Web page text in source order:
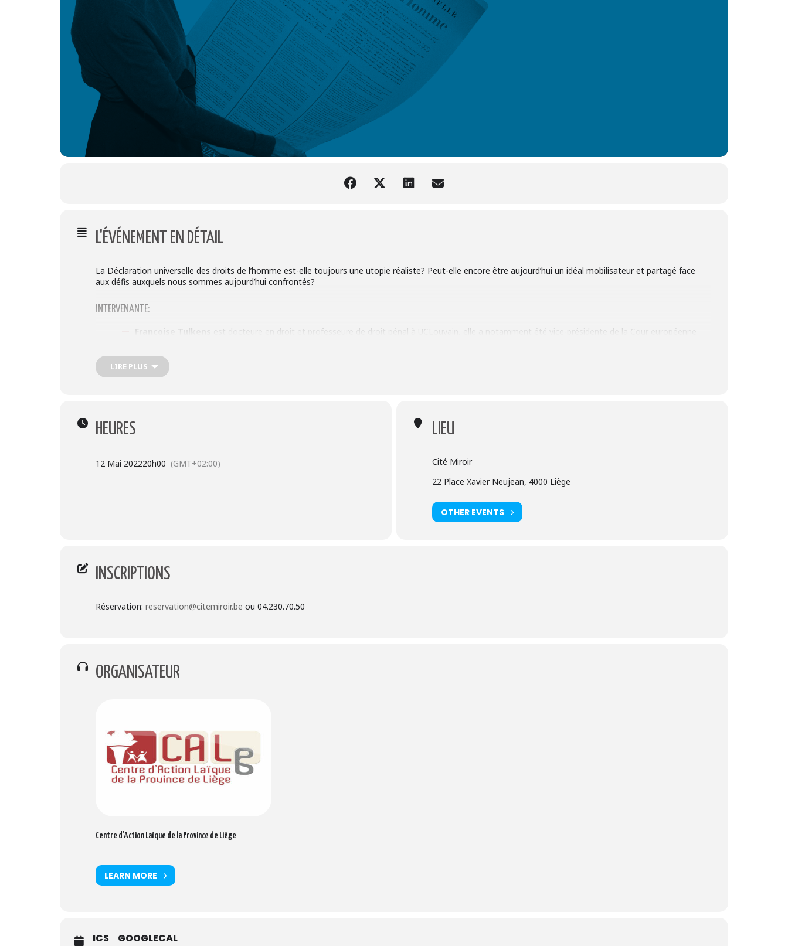
L'ÉVÉNEMENT EN DÉTAIL
La Déclaration universelle des droits de l’homme est-elle toujours une utopie réaliste? Peut-elle encore être aujourd’hui un idéal mobilisateur et partagé face
aux défis auxquels nous sommes aujourd’hui confrontés?
INTERVENANTE:
Françoise Tulkens
est docteure en droit et professeure de droit pénal à UCLouvain, elle a notamment été vice-présidente de la Cour européenne
réflexion en matière de protection et de promotion des droits humains. Elle vient à La Cité Miroir pour interroger ces droits et libertés, les menaces
qui les guettent et leur portée universelle. Une occasion de questionner les droits à raviver et à remettre au centre du débat pour faire société.
Prix libre et conscient
ÉVÉNEMENT FACEBOOK:
LIRE PLUS
HEURES
12 Mai 202220h00 (GMT+02:00)
LIEU
Cité Miroir
22 Place Xavier Neujean, 4000 Liège
OTHER EVENTS
INSCRIPTIONS
Réservation: reservation@citemiroir.be ou 04.230.70.50
ORGANISATEUR
Centre d'Action Laïque de la Province de Liège
LEARN MORE
ICS GOOGLECAL